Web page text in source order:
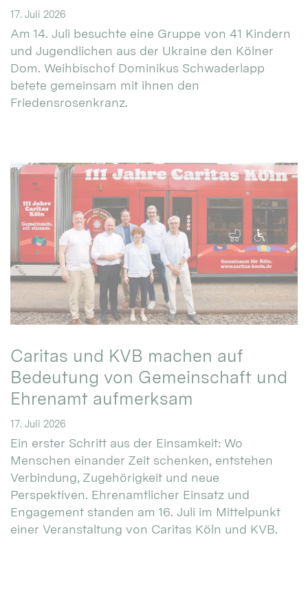
17. Juli 2026
Am 14. Juli besuchte eine Gruppe von 41 Kindern
und Jugendlichen aus der Ukraine den Kölner
Dom. Weihbischof Dominikus Schwaderlapp
betete gemeinsam mit ihnen den
Friedensrosenkranz.
Caritas und KVB machen auf
Bedeutung von Gemeinschaft und
Ehrenamt aufmerksam
17. Juli 2026
Ein erster Schritt aus der Einsamkeit: Wo
Menschen einander Zeit schenken, entstehen
Verbindung, Zugehörigkeit und neue
Perspektiven. Ehrenamtlicher Einsatz und
Engagement standen am 16. Juli im Mittelpunkt
einer Veranstaltung von Caritas Köln und KVB.